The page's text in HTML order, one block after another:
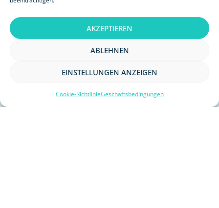
AKZEPTIEREN
ABLEHNEN
EINSTELLUNGEN ANZEIGEN
Cookie-RichtlinieGeschäftsbedingungen
Malaysia
12 Tage - 11 Nächte
2,149